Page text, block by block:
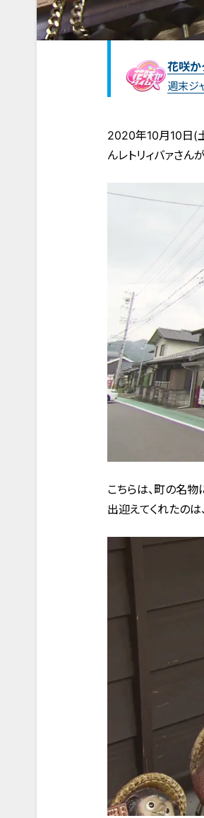
花咲か
週末ジ
2020年10月10日(土
んレトリィバァさん
こちらは、町の名
出迎えてくれたの